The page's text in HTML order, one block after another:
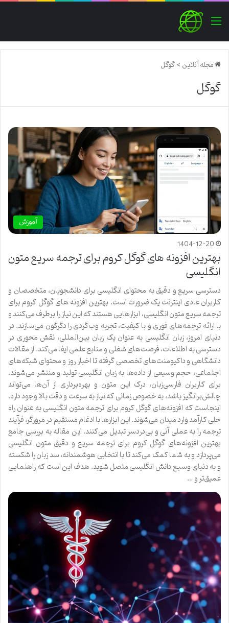
منو
مجله آنلاین>گوگل
گوگل
آموزش
1404-12-20
بهترین افزونه های گوگل کروم برای ترجمه سریع متون
انگلیسی
دسترسی سریع و دقیق به محتوای انگلیسی برای دانشجویان، متخصصان و
کاربران عادی اینترنت یک ضرورت است. بهترین افزونه های گوگل کروم برای
ترجمه سریع متون انگلیسی، ابزارهایی هستند که این نیاز را برطرف می‌کنند و
با ارائه ترجمه‌های فوری و با کیفیت، تجربه وب‌گردی را دگرگون می‌سازند. در
دنیای امروز، زبان انگلیسی به عنوان یک زبان بین‌المللی، نقش محوری در
دسترسی به اطلاعات، فرصت‌های شغلی و منابع علمی ایفا می‌کند. از مقالات
دانشگاهی و داکیومنت‌های تخصصی گرفته تا اخبار روز و محتوای شبکه‌های
اجتماعی، حجم وسیعی از داده‌ها به زبان انگلیسی تولید و منتشر می‌شوند.
برای کاربران فارسی‌زبان، درک این متون و بهره‌برداری از آن‌ها می‌تواند
چالش‌برانگیز باشد، به خصوص زمانی که نیاز به سرعت و دقت بالا وجود دارد.
اینجاست که افزونه‌های گوگل کروم برای ترجمه متون انگلیسی به عنوان راه
حلی کارآمد وارد میدان می‌شوند. این ابزارها با ادغام مستقیم در مرورگر، فرآیند
ترجمه را به عملی آنی و بی‌دردسر تبدیل می‌کنند. این مقاله به بررسی جامع
بهترین افزونه‌های گوگل کروم برای ترجمه سریع و دقیق متون انگلیسی
می‌پردازد و به شما کمک می‌کند تا با انتخابی هوشمندانه، سد زبان را شکسته
و به دنیای وسیع دانش انگلیسی متصل شوید. هدف این است که راهنمایی
عمیق‌تر و …